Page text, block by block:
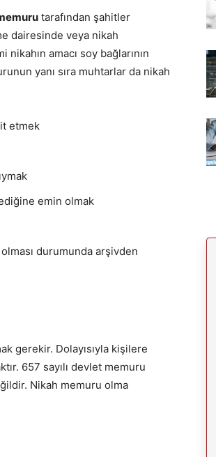
tarafından şahitler
dairesinde veya nikah
amacı soy bağlarının
yanı sıra muhtarlar da nikah
etmek
emin olmak
durumunda arşivden
gerekir. Dolayısıyla kişilere
657 sayılı devlet memuru
Nikah memuru olma